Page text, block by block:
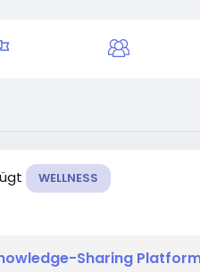
WELLNESS
Sharing